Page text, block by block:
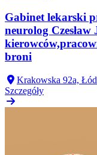
Gabinet lekarski
neurolog
broni
Krakowska 92a,
Szczegóły